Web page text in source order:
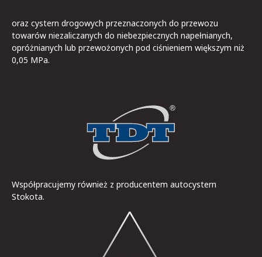
oraz cystern drogowych przeznaczonych do przewozu
towarów niezaliczanych do niebezpiecznych napełnianych,
opróżnianych lub przewożonych pod ciśnieniem większym niż
0,05 MPa.
Współpracujemy również z producentem autocystern
Stokota.